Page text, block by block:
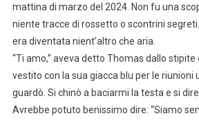
mattina di marzo del 2024. Non fu una
niente tracce di rossetto o scontrini
era diventata nient’altro che aria.
“Ti amo,” aveva detto Thomas dallo stipite
vestito con la sua giacca blu per le riunioni
guardò. Si chinò a baciarmi la testa e si
Avrebbe potuto benissimo dire: “Siamo